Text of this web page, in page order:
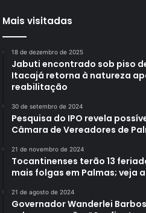
Mais visitadas
18 de dezembro de 2025
Jabuti encontrado sob piso
Itacajá retorna à natureza
reabilitação
30 de setembro de 2024
Pesquisa do IPO revela
Câmara de Vereadores de
21 de novembro de 2024
Tocantinenses terão 13
mais folgas em Palmas; veja
21 de agosto de 2024
Governador Wanderlei